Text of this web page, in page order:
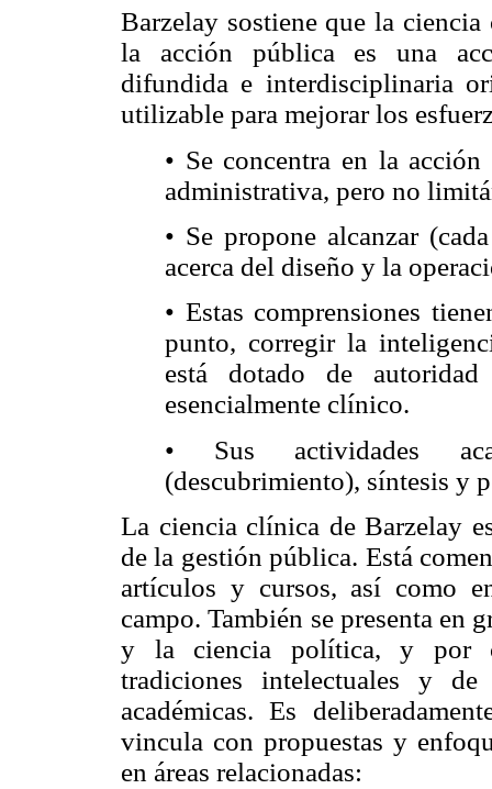
Barzelay sostiene que la
la acción pública es una
difundida e interdisciplinaria
utilizable para mejorar los
• Se concentra en la
administrativa, pero no
• Se propone alcanzar
acerca del diseño y la
• Estas comprensiones
punto, corregir la
está dotado de
esencialmente clínico.
• Sus actividades
(descubrimiento), síntesis y
La ciencia clínica de Barzelay
de la gestión pública. Está
artículos y cursos, así como
campo. También se presenta en
y la ciencia política, y por
tradiciones intelectuales y
académicas. Es
vincula con propuestas y
en áreas relacionadas: